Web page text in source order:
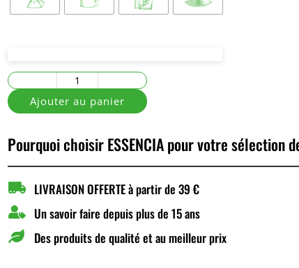
quantité
Désir
Tentation
Ajouter au panier
Pourquoi choisir ESSENCIA pour votre sélection
 LIVRAISON OFFERTE à partir de 39 €
 Un savoir faire depuis plus de 15 ans
 Des produits de qualité et au meilleur prix